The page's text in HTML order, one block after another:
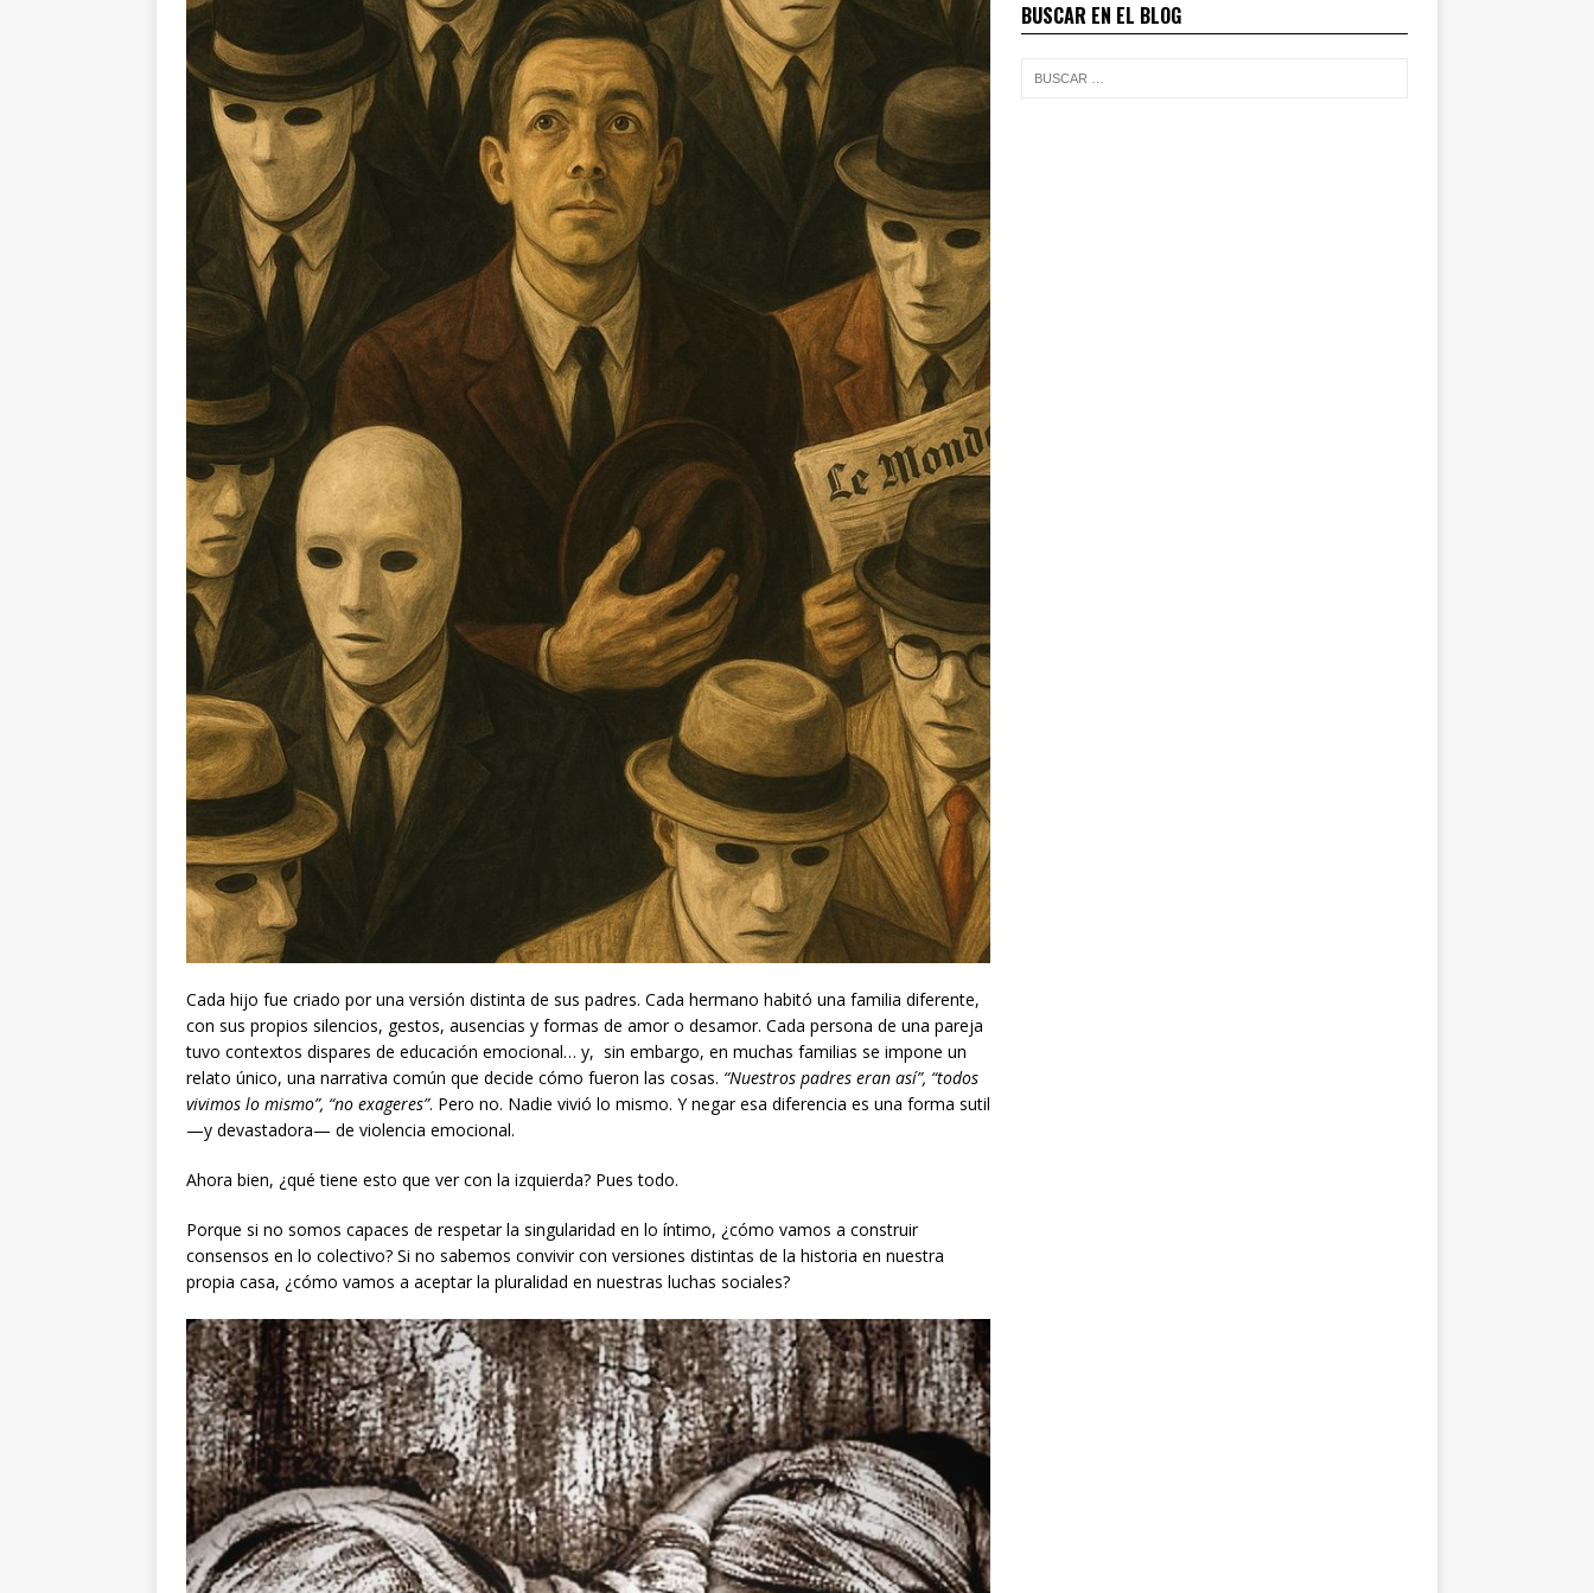
Cada hijo fue criado por una versión distinta de sus padres. Cada hermano habitó una familia diferente,
con sus propios silencios, gestos, ausencias y formas de amor o desamor. Cada persona de una pareja
tuvo contextos dispares de educación emocional… y, sin embargo, en muchas familias se impone un
relato único, una narrativa común que decide cómo fueron las cosas. “Nuestros padres eran así”, “todos
vivimos lo mismo”, “no exageres”. Pero no. Nadie vivió lo mismo. Y negar esa diferencia es una forma sutil
—y devastadora— de violencia emocional.
Ahora bien, ¿qué tiene esto que ver con la izquierda? Pues todo.
Porque si no somos capaces de respetar la singularidad en lo íntimo, ¿cómo vamos a construir
consensos en lo colectivo? Si no sabemos convivir con versiones distintas de la historia en nuestra
propia casa, ¿cómo vamos a aceptar la pluralidad en nuestras luchas sociales?
BUSCAR EN EL BLOG